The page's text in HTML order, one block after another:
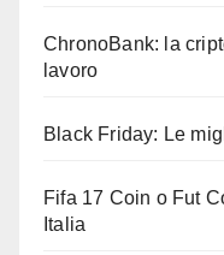
ChronoBank: la
lavoro
Black Friday: Le
Fifa 17 Coin o Fut
Italia